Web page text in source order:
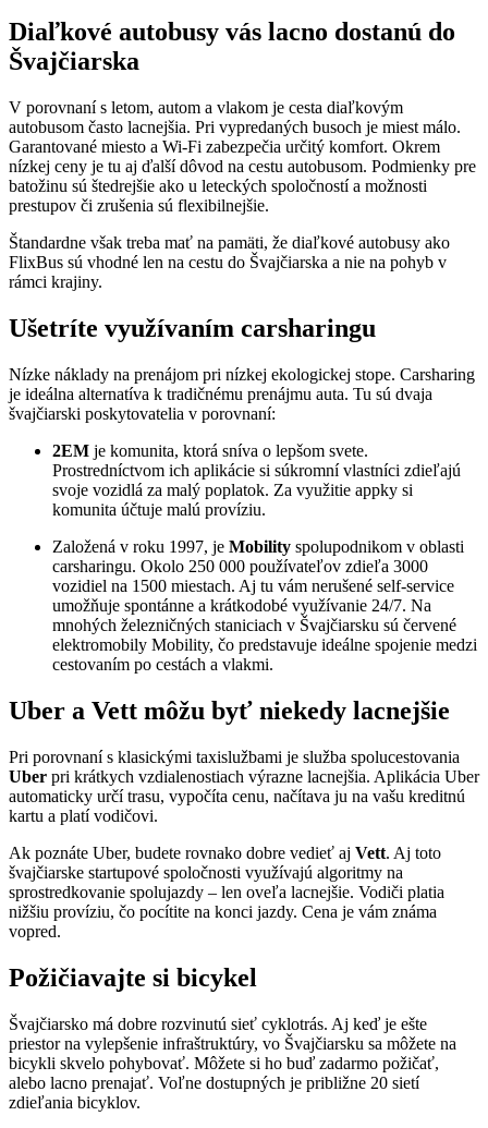
Diaľkové autobusy vás lacno dostanú do
Švajčiarska
V porovnaní s letom, autom a vlakom je cesta diaľkovým
autobusom často lacnejšia. Pri vypredaných busoch je miest málo.
Garantované miesto a Wi-Fi zabezpečia určitý komfort. Okrem
nízkej ceny je tu aj ďalší dôvod na cestu autobusom. Podmienky pre
batožinu sú štedrejšie ako u leteckých spoločností a možnosti
prestupov či zrušenia sú flexibilnejšie.
Štandardne však treba mať na pamäti, že diaľkové autobusy ako
FlixBus sú vhodné len na cestu do Švajčiarska a nie na pohyb v
rámci krajiny.
Ušetríte využívaním carsharingu
Nízke náklady na prenájom pri nízkej ekologickej stope. Carsharing
je ideálna alternatíva k tradičnému prenájmu auta. Tu sú dvaja
švajčiarski poskytovatelia v porovnaní:
2EM je komunita, ktorá sníva o lepšom svete.
Prostredníctvom ich aplikácie si súkromní vlastníci zdieľajú
svoje vozidlá za malý poplatok. Za využitie appky si
komunita účtuje malú províziu.
Založená v roku 1997, je Mobility spolupodnikom v oblasti
carsharingu. Okolo 250 000 používateľov zdieľa 3000
vozidiel na 1500 miestach. Aj tu vám nerušené self-service
umožňuje spontánne a krátkodobé využívanie 24/7. Na
mnohých železničných staniciach v Švajčiarsku sú červené
elektromobily Mobility, čo predstavuje ideálne spojenie medzi
cestovaním po cestách a vlakmi.
Uber a Vett môžu byť niekedy lacnejšie
Pri porovnaní s klasickými taxislužbami je služba spolucestovania
Uber pri krátkych vzdialenostiach výrazne lacnejšia. Aplikácia Uber
automaticky určí trasu, vypočíta cenu, načítava ju na vašu kreditnú
kartu a platí vodičovi.
Ak poznáte Uber, budete rovnako dobre vedieť aj Vett. Aj toto
švajčiarske startupové spoločnosti využívajú algoritmy na
sprostredkovanie spolujazdy – len oveľa lacnejšie. Vodiči platia
nižšiu províziu, čo pocítite na konci jazdy. Cena je vám známa
vopred.
Požičiavajte si bicykel
Švajčiarsko má dobre rozvinutú sieť cyklotrás. Aj keď je ešte
priestor na vylepšenie infraštruktúry, vo Švajčiarsku sa môžete na
bicykli skvelo pohybovať. Môžete si ho buď zadarmo požičať,
alebo lacno prenajať. Voľne dostupných je približne 20 sietí
zdieľania bicyklov.